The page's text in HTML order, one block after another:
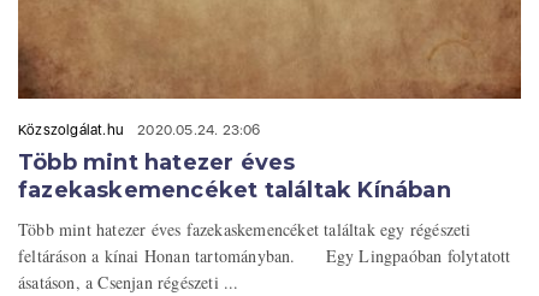
Közszolgálat.hu 2020.05.24. 23:06
Több mint hatezer éves
fazekaskemencéket találtak Kínában
Több mint hatezer éves fazekaskemencéket találtak egy régészeti
feltáráson a kínai Honan tartományban. Egy Lingpaóban folytatott
ásatáson, a Csenjan régészeti ...